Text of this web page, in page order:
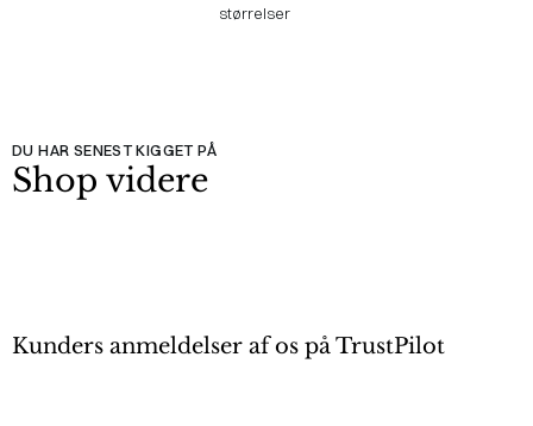
størrelser
DU HAR SENEST KIGGET PÅ
Shop videre
Kunders anmeldelser af os på TrustPilot